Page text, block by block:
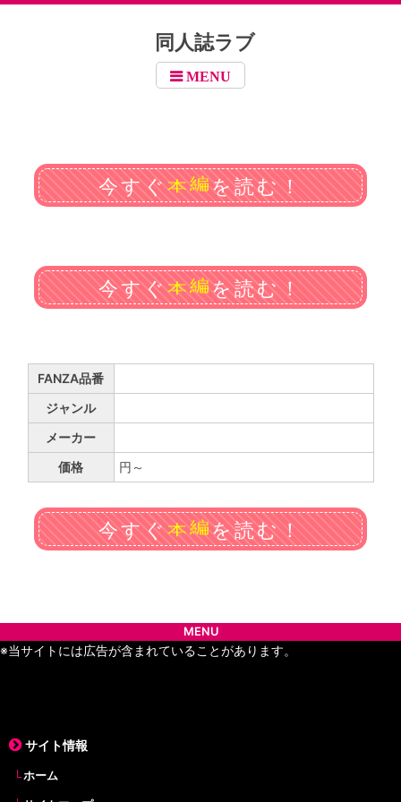
同人誌ラブ
MENU
今すぐ本編を読む！
今すぐ本編を読む！
FANZA品番
ジャンル
メーカー
価格
円～
今すぐ本編を読む！
MENU
※当サイトには広告が含まれていることがあります。
サイト情報
ホーム